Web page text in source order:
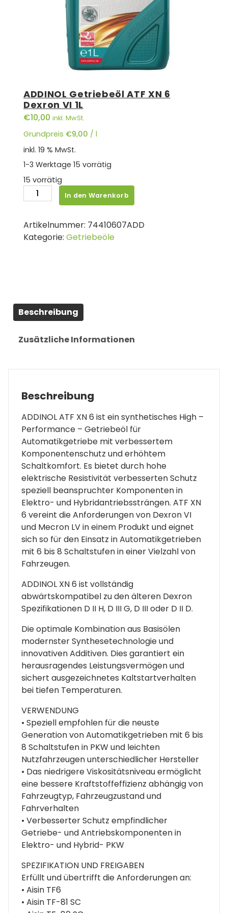
ADDINOL Getriebeöl ATF XN 6
Dexron VI 1L
€10,00 inkl. MwSt.
Grundpreis €9,00 / l
inkl. 19 % MwSt.
1-3 Werktage 15 vorrätig
15 vorrätig
ADDINOL
Getriebeöl
XN
6
In den Warenkorb
Artikelnummer: 74410607ADD
Kategorie: Getriebeöle
Beschreibung
Zusätzliche Informationen
Beschreibung
ADDINOL ATF XN 6 ist ein synthetisches High –
Performance – Getriebeöl für
Automatikgetriebe mit verbessertem
Komponentenschutz und erhöhtem
Schaltkomfort. Es bietet durch hohe
elektrische Resistivität verbesserten Schutz
speziell beanspruchter Komponenten in
Elektro- und Hybridantriebssträngen. ATF XN
6 vereint die Anforderungen von Dexron VI
und Mecron LV in einem Produkt und eignet
sich so für den Einsatz in Automatikgetrieben
mit 6 bis 8 Schaltstufen in einer Vielzahl von
Fahrzeugen.
ADDINOL XN 6 ist vollständig
abwärtskompatibel zu den älteren Dexron
Spezifikationen D II H, D III G, D III oder D II D.
Die optimale Kombination aus Basisölen
modernster Synthesetechnologie und
innovativen Additiven. Dies garantiert ein
herausragendes Leistungsvermögen und
sichert ausgezeichnetes Kaltstartverhalten
bei tiefen Temperaturen.
VERWENDUNG
• Speziell empfohlen für die neuste
Generation von Automatikgetrieben mit 6 bis
8 Schaltstufen in PKW und leichten
Nutzfahrzeugen unterschiedlicher Hersteller
• Das niedrigere Viskositätsniveau ermöglicht
eine bessere Kraftstoffeffizienz abhängig von
Fahrzeugtyp, Fahrzeugzustand und
Fahrverhalten
• Verbesserter Schutz empfindlicher
Getriebe- und Antriebskomponenten in
Elektro- und Hybrid- PKW
SPEZIFIKATION UND FREIGABEN
Erfüllt und übertrifft die Anforderungen an:
• Aisin TF6
• Aisin TF-81 SC